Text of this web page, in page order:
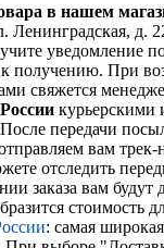
в нашем
Ленинградская, д.
уведомление
к получению. При
свяжется
курьерскими
передачи
вам
отследить
заказа вам
стоимость
: самая